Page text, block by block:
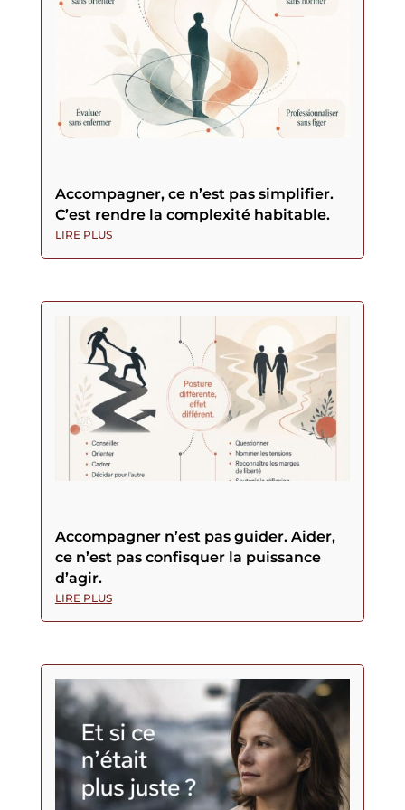
Accompagner, ce n’est pas simplifier.
C’est rendre la complexité habitable.
LIRE PLUS
Accompagner n’est pas guider. Aider,
ce n’est pas confisquer la puissance
d’agir.
LIRE PLUS